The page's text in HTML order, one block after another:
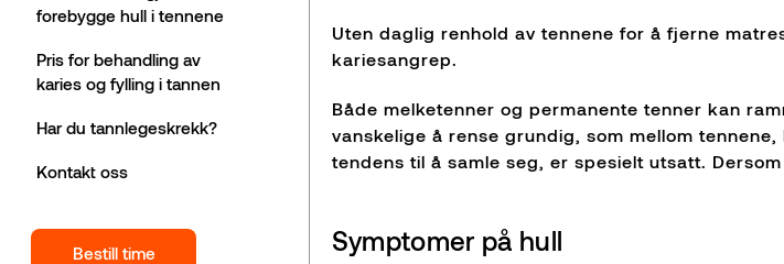
forebygge hull i tennene
Pris for behandling av
karies og fylling i tannen
Har du tannlegeskrekk?
Kontakt oss
Bestill time
Uten daglig renhold av tennene for å fjerne
kariesangrep.
Både melketenner og permanente tenner kan
vanskelige å rense grundig, som mellom
tendens til å samle seg, er spesielt utsatt.
Symptomer på hull